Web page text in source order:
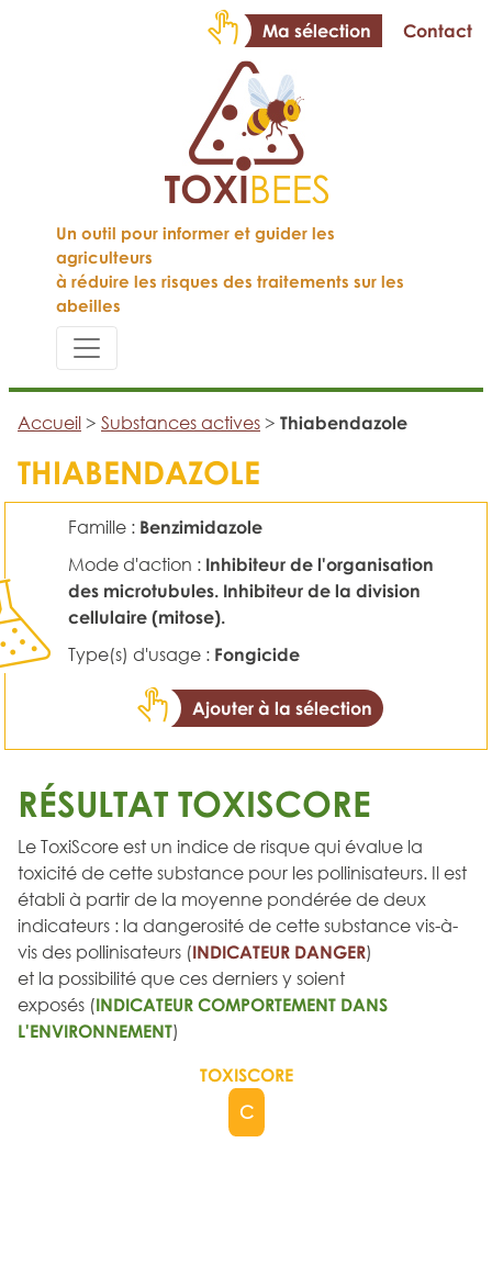
Ma sélection Contact
Un outil pour informer et guider les
agriculteurs
à réduire les risques des traitements sur les
abeilles
Accueil > Substances actives > Thiabendazole
THIABENDAZOLE
Famille : Benzimidazole
Mode d'action : Inhibiteur de l'organisation
des microtubules. Inhibiteur de la division
cellulaire (mitose).
Type(s) d'usage : Fongicide
Ajouter à la sélection
RÉSULTAT TOXISCORE
Le ToxiScore est un indice de risque qui évalue la
toxicité de cette substance pour les pollinisateurs. Il est
établi à partir de la moyenne pondérée de deux
indicateurs : la dangerosité de cette substance vis-à-
vis des pollinisateurs (INDICATEUR DANGER)
et la possibilité que ces derniers y soient
exposés (INDICATEUR COMPORTEMENT DANS
L'ENVIRONNEMENT)
TOXISCORE
C